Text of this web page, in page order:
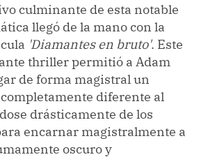
culminante de esta notable
llegó de la mano con la
'Diamantes en bruto'. Este
thriller permitió a Adam
de forma magistral un
diferente al
drásticamente de los
encarnar magistralmente a
oscuro y